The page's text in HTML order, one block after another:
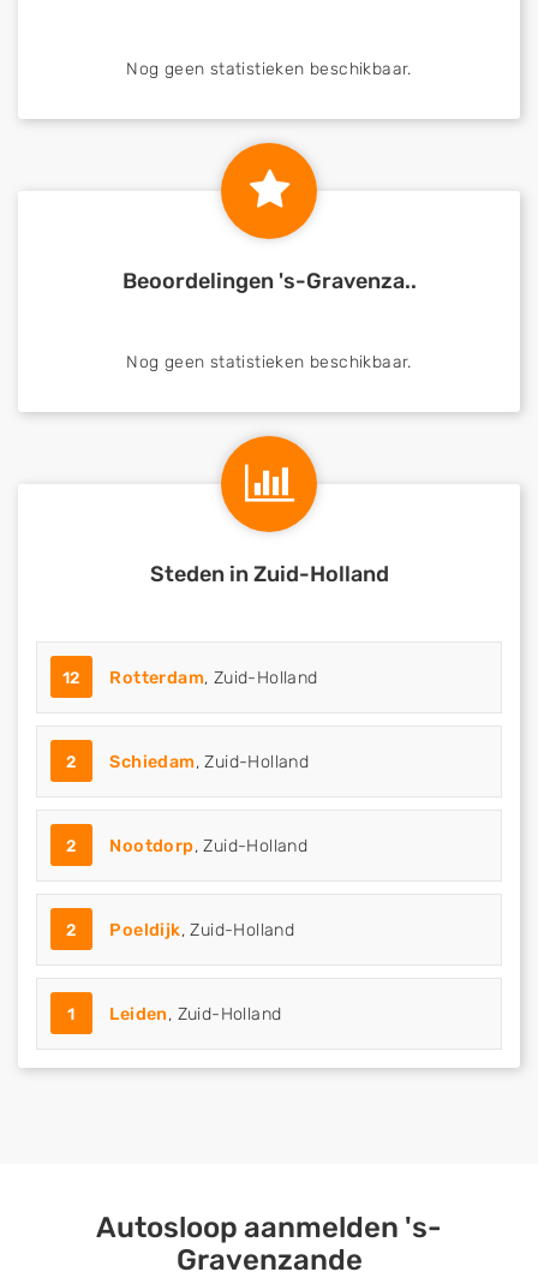
Nog geen statistieken beschikbaar.
Beoordelingen 's-Gravenza..
Nog geen statistieken beschikbaar.
Steden in Zuid-Holland
12 Rotterdam, Zuid-Holland
2 Schiedam, Zuid-Holland
2 Nootdorp, Zuid-Holland
2 Poeldijk, Zuid-Holland
1 Leiden, Zuid-Holland
Autosloop aanmelden 's-
Gravenzande